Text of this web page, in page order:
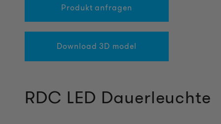
Produkt anfragen
Download 3D model
RDC LED Dauerleuchte